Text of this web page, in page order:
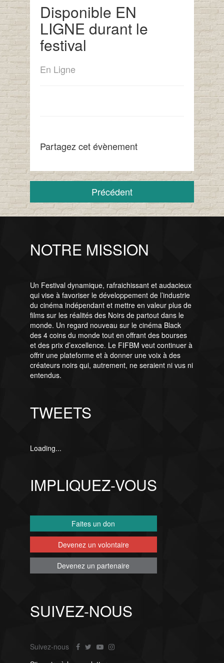
Disponible EN
LIGNE durant le
festival
En Ligne
Partagez cet évènement
Précédent
NOTRE MISSION
Un Festival dynamique, rafraichissant et audacieux
qui vise à favoriser le développement de l’industrie
du cinéma indépendant et mettre en valeur plus de
films sur les réalités des Noirs de partout dans le
monde. Un regard nouveau sur le cinéma Black
des 4 coins du monde tout en offrant des bourses
et des prix d’excellence. Le FIFBM veut continuer à
offrir une plateforme et à donner une voix à des
créateurs noirs qui, autrement, ne seraient ni vus ni
entendus.
TWEETS
Loading...
IMPLIQUEZ-VOUS
Faites un don
Devenez un volontaire
Devenez un partenaire
SUIVEZ-NOUS
Suivez-nous